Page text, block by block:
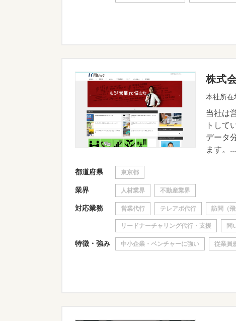
株式
本社所
当社は
トして
データ
ます。...
都道府県 東京都
業界 人材業界 不動産業界
対応業務 営業代行 テレアポ代行 訪問（
リードナーチャリング代行・支援 問
特徴・強み 中小企業・ベンチャーに強い 従業員